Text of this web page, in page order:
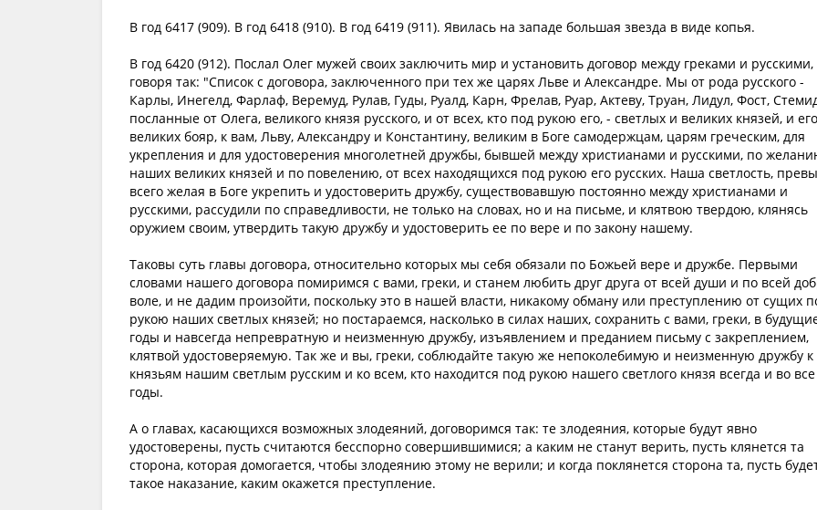
В год 6417 (909). В год 6418 (910). В год 6419 (911). Явилась на западе большая звезда в виде копья.
В год 6420 (912). Послал Олег мужей своих заключить мир и установить договор между греками и русскими,
говоря так: "Список с договора, заключенного при тех же царях Льве и Александре. Мы от рода русского -
Карлы, Инегелд, Фарлаф, Веремуд, Рулав, Гуды, Руалд, Карн, Фрелав, Руар, Актеву, Труан, Лидул, Фост,
посланные от Олега, великого князя русского, и от всех, кто под рукою его, - светлых и великих князей, и его
великих бояр, к вам, Льву, Александру и Константину, великим в Боге самодержцам, царям греческим, для
укрепления и для удостоверения многолетней дружбы, бывшей между христианами и русскими, по
наших великих князей и по повелению, от всех находящихся под рукою его русских. Наша светлость,
всего желая в Боге укрепить и удостоверить дружбу, существовавшую постоянно между христианами и
русскими, рассудили по справедливости, не только на словах, но и на письме, и клятвою твердою, клянясь
оружием своим, утвердить такую дружбу и удостоверить ее по вере и по закону нашему.
Таковы суть главы договора, относительно которых мы себя обязали по Божьей вере и дружбе. Первыми
словами нашего договора помиримся с вами, греки, и станем любить друг друга от всей души и по всей
воле, и не дадим произойти, поскольку это в нашей власти, никакому обману или преступлению от сущих
рукою наших светлых князей; но постараемся, насколько в силах наших, сохранить с вами, греки, в
годы и навсегда непревратную и неизменную дружбу, изъявлением и преданием письму с закреплением,
клятвой удостоверяемую. Так же и вы, греки, соблюдайте такую же непоколебимую и неизменную дружбу к
князьям нашим светлым русским и ко всем, кто находится под рукою нашего светлого князя всегда и во все
годы.
А о главах, касающихся возможных злодеяний, договоримся так: те злодеяния, которые будут явно
удостоверены, пусть считаются бесспорно совершившимися; а каким не станут верить, пусть клянется та
сторона, которая домогается, чтобы злодеянию этому не верили; и когда поклянется сторона та, пусть
такое наказание, каким окажется преступление.